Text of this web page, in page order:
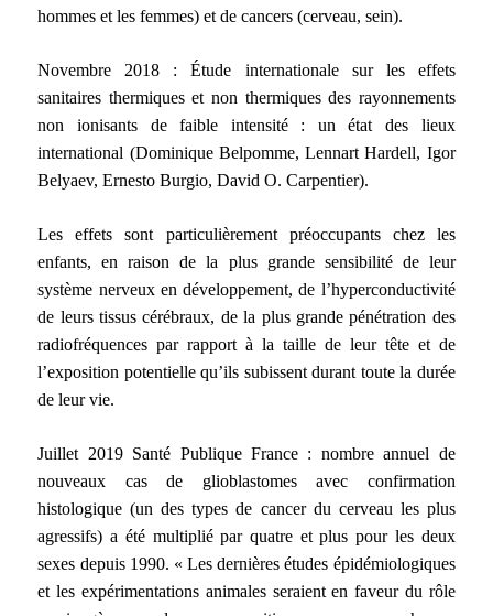
hommes et les femmes) et de cancers (cerveau, sein).
Novembre 2018 : Étude internationale sur les effets
sanitaires thermiques et non thermiques des rayonnements
non ionisants de faible intensité : un état des lieux
international (Dominique Belpomme, Lennart Hardell, Igor
Belyaev, Ernesto Burgio, David O. Carpentier).
Les effets sont particulièrement préoccupants chez les
enfants, en raison de la plus grande sensibilité de leur
système nerveux en développement, de l’hyperconductivité
de leurs tissus cérébraux, de la plus grande pénétration des
radiofréquences par rapport à la taille de leur tête et de
l’exposition potentielle qu’ils subissent durant toute la durée
de leur vie.
Juillet 2019 Santé Publique France : nombre annuel de
nouveaux cas de glioblastomes avec confirmation
histologique (un des types de cancer du cerveau les plus
agressifs) a été multiplié par quatre et plus pour les deux
sexes depuis 1990. « Les dernières études épidémiologiques
et les expérimentations animales seraient en faveur du rôle